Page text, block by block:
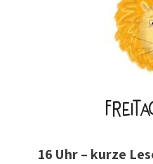
16 Uhr – kurze